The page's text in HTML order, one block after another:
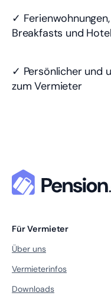
✓
Breakfasts und
✓ Persönlicher und
zum Vermieter
Für Vermieter
Über uns
Vermieterinfos
Downloads